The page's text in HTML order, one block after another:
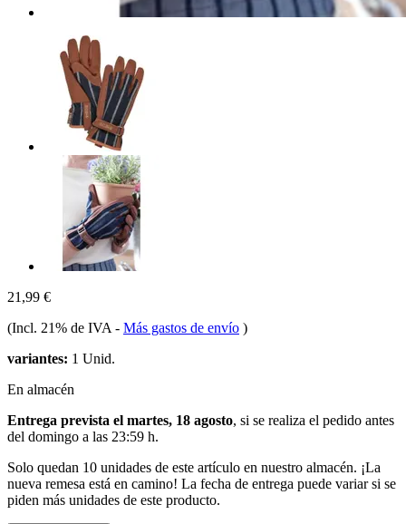
21,99 €
(Incl. 21% de IVA - Más gastos de envío )
variantes: 1 Unid.
En almacén
Entrega prevista el martes, 18 agosto, si se realiza el pedido antes
del domingo a las 23:59 h.
Solo quedan 10 unidades de este artículo en nuestro almacén. ¡La
nueva remesa está en camino! La fecha de entrega puede variar si se
piden más unidades de este producto.